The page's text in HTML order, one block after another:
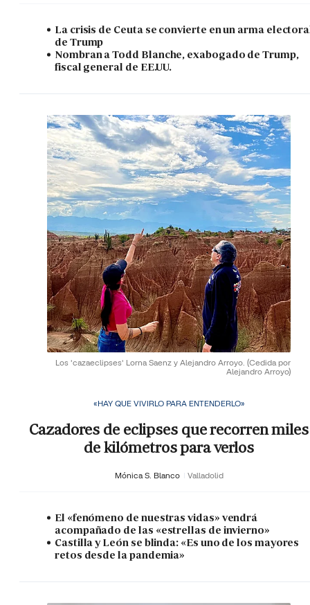
La crisis de Ceuta se convierte en un arma
de Trump
Nombran a Todd Blanche, exabogado de Trump,
fiscal general de EE.UU.
Los 'cazaeclipses' Lorna Saenz y Alejandro Arroyo. (Cedida por
Alejandro Arroyo)
«HAY QUE VIVIRLO PARA ENTENDERLO»
Cazadores de eclipses que recorren miles
de kilómetros para verlos
Mónica S. Blanco Valladolid
El «fenómeno de nuestras vidas» vendrá
acompañado de las «estrellas de invierno»
Castilla y León se blinda: «Es uno de los mayores
retos desde la pandemia»